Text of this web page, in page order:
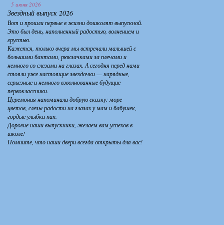
5 июня 2026
Звездный выпуск 2026
Вот и прошли первые в жизни дошколят выпускной.
Это был день, наполненный радостью, волнением и
грустью.
Кажется, только вчера мы встречали малышей с
большими бантами, рюкзачками за плечами и
немного со слезами на глазах. А сегодня перед нами
стояли уже настоящие звездочки — нарядные,
серьезные и немного взволнованные будущие
первоклассники.
Церемония напоминала добрую сказку: море
цветов, слезы радости на глазах у мам и бабушек,
гордые улыбки пап.
Дорогие наши выпускники, желаем вам успехов в
школе!
Помните, что наши двери всегда открыты для вас!